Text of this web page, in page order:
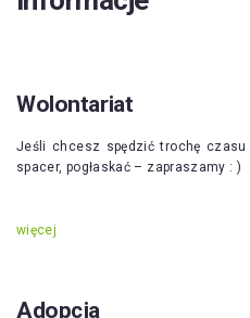
Wolontariat
Jeśli chcesz spędzić trochę
spacer, pogłaskać – zapraszamy : )
więcej
Adopcja